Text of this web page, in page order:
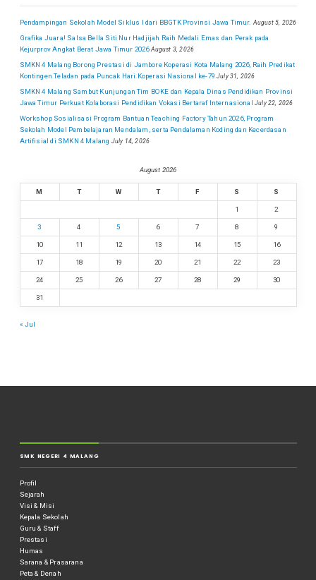
Pendampingan Sekolah Model Siklus I dari BBGTK Provinsi Jawa Timur. August 5, 2026
Grafika Juara! Salsa Bella Siti Nur Hadjijah Raih Medali Emas dan Perak pada
Kejurprov Angkat Berat Jawa Timur 2026 August 3, 2026
SMKN 4 Malang Borong Prestasi di Jambore Koperasi Kota Malang 2026, Raih Predikat
Kontingen Teladan pada Puncak Hari Koperasi Nasional ke-79 July 31, 2026
SMKN 4 Malang Sambut Kunjungan Tim BOKE dan Kepala Dinas Pendidikan Provinsi
Jawa Timur Perkuat Kolaborasi Pendidikan Vokasi Bertaraf Internasional July 22, 2026
Workshop Sosialisasi Program Bantuan Teaching Factory Tahun 2026, Program
Sekolah Model Pembelajaran Mendalam, serta Pendalaman Koding dan Kecerdasan
Artifisial di SMKN 4 Malang July 14, 2026
August 2026
M T W T F S S
1 2
3 4 5 6 7 8 9
10 11 12 13 14 15 16
17 18 19 20 21 22 23
24 25 26 27 28 29 30
31
« Jul
SMK NEGERI 4 MALANG
Profil
Sejarah
Visi & Misi
Kepala Sekolah
Guru & Staff
Prestasi
Humas
Sarana & Prasarana
Peta & Denah